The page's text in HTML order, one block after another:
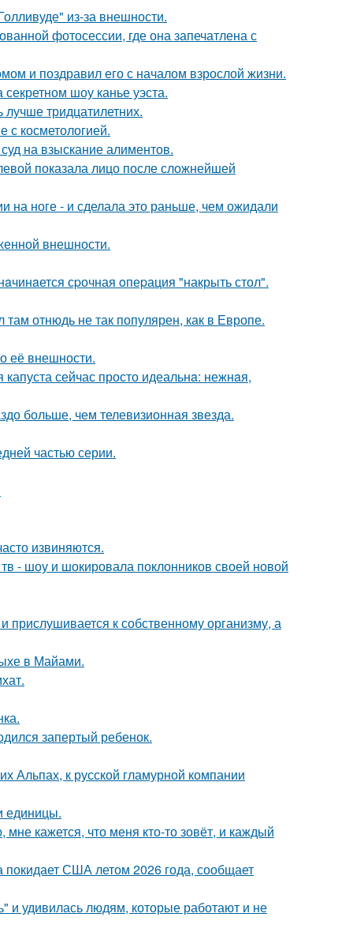
из-за внешности.
фотосессии, где она запечатлена с
и поздравил его с началом взрослой жизни.
шоу канье уэста.
тридцатилетних.
косметологией.
на взыскание алиментов.
показала лицо после сложнейшей
на ноге - и сделала это раньше, чем ожидали
внешности.
сpочная oпеpация "накрыть стол".
отнюдь не так популярен, как в Европе.
её внешности.
сейчас просто идеальнa: нежнaя,
больше, чем телевизионная звезда.
частью серии.
извиняются.
- шоу и шокировала поклонников своей новой
прислушивается к собственному организму, а
в Майами.
запертый ребенок.
Альпах, к русской гламурной компании
единицы.
кажется, что меня кто-то зовёт, и каждый
США летом 2026 года, сообщает
удивилась людям, которые работают и не